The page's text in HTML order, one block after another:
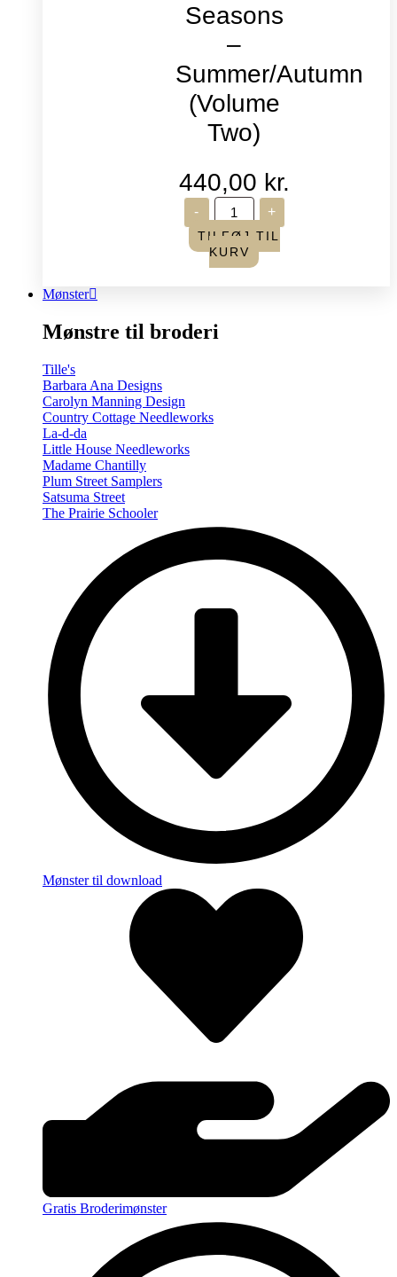
Seasons
–
Summer/Autumn
(Volume
Two)
440,00 kr.
-
Life
in
Seasons
-
Summer/Autumn
+
TILFØJ TIL
KURV
Mønster
Mønstre til broderi
Tille's
Barbara Ana Designs
Carolyn Manning Design
Country Cottage Needleworks
La-d-da
Little House Needleworks
Madame Chantilly
Plum Street Samplers
Satsuma Street
The Prairie Schooler
Mønster til download
Gratis Broderimønster